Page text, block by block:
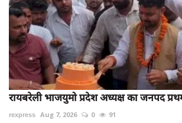
रायबरेली भाजयुमो प्रदेश अध्यक्ष का जनपद
rexpress Aug 7, 2026 0 91